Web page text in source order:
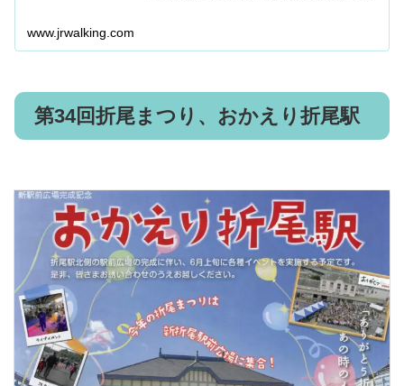
www.jrwalking.com
第34回折尾まつり、おかえり折尾駅